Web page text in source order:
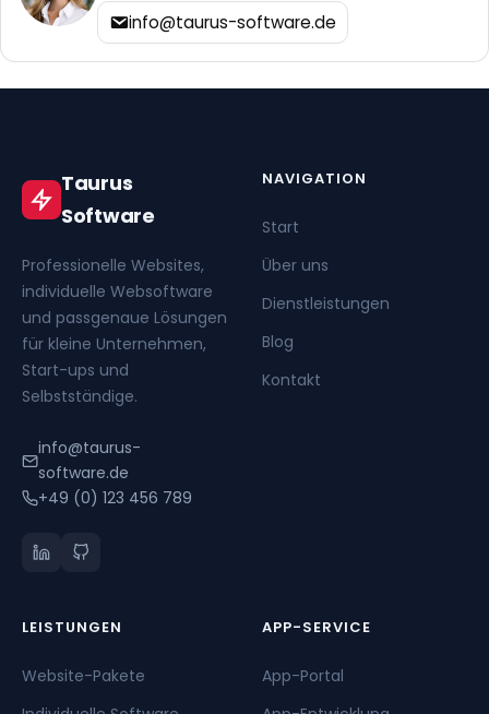
info@taurus-software.de
Taurus
Software
Professionelle Websites,
individuelle Websoftware
und passgenaue Lösungen
für kleine Unternehmen,
Start-ups und
Selbstständige.
info@taurus-
software.de
+49 (0) 123 456 789
NAVIGATION
Start
Über uns
Dienstleistungen
Blog
Kontakt
LEISTUNGEN
Website-Pakete
APP-SERVICE
App-Portal